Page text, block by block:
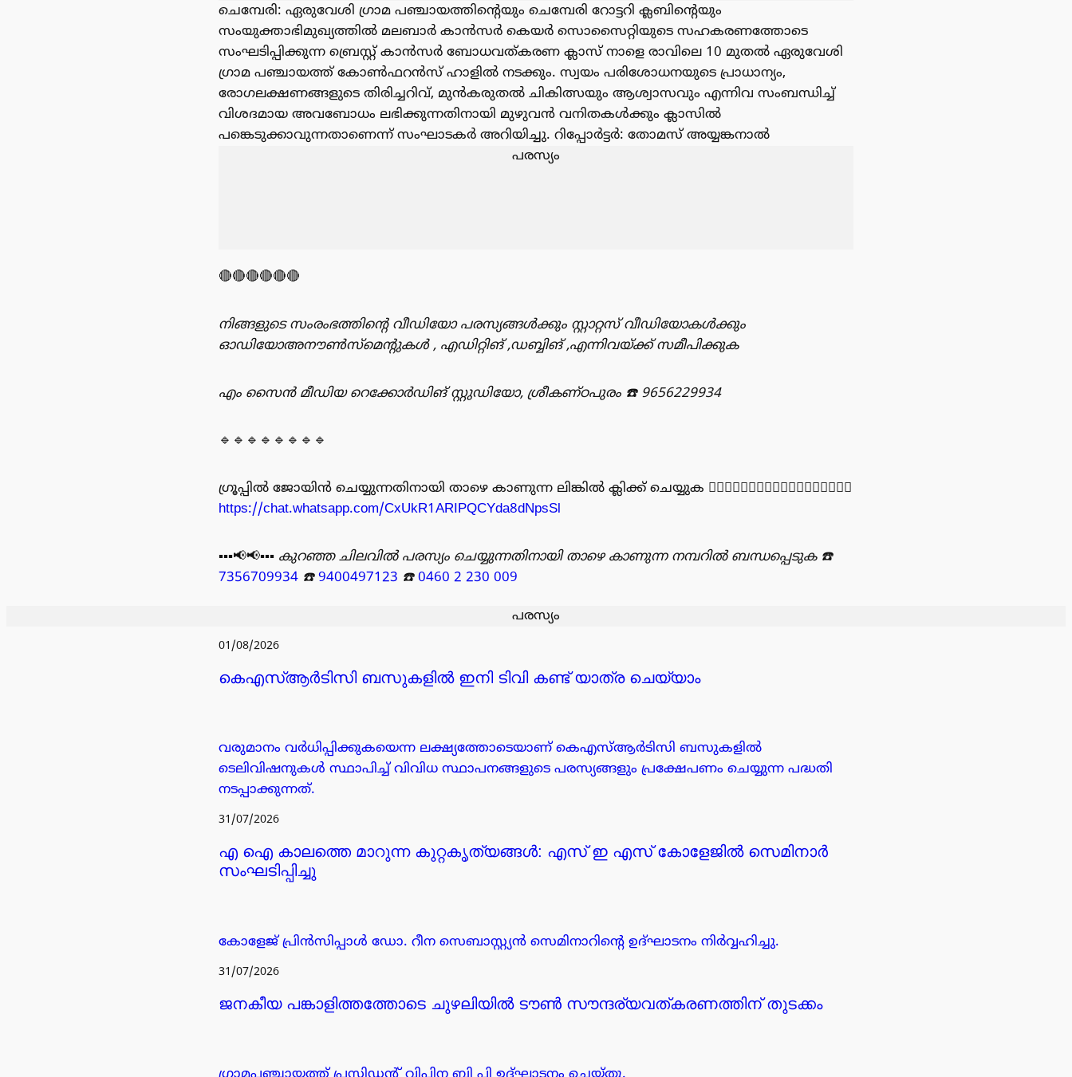
ചെമ്പേരി: ഏരുവേശി ഗ്രാമ പഞ്ചായത്തിൻ്റെയും ചെമ്പേരി റോട്ടറി ക്ലബിൻ്റെയും
സംയുക്താഭിമുഖ്യത്തിൽ മലബാർ കാൻസർ കെയർ സൊസൈറ്റിയുടെ സഹകരണത്തോടെ
സംഘടിപ്പിക്കുന്ന ബ്രെസ്റ്റ് കാൻസർ ബോധവത്കരണ ക്ലാസ് നാളെ രാവിലെ 10 മുതൽ ഏരുവേശി
ഗ്രാമ പഞ്ചായത്ത് കോൺഫറൻസ് ഹാളിൽ നടക്കും. സ്വയം പരിശോധനയുടെ പ്രാധാന്യം,
രോഗലക്ഷണങ്ങളുടെ തിരിച്ചറിവ്, മുൻകരുതൽ ചികിത്സയും ആശ്വാസവും എന്നിവ സംബന്ധിച്ച്
വിശദമായ അവബോധം ലഭിക്കുന്നതിനായി മുഴുവൻ വനിതകൾക്കും ക്ലാസിൽ
പങ്കെടുക്കാവുന്നതാണെന്ന് സംഘാടകർ അറിയിച്ചു. റിപ്പോർട്ടർ: തോമസ് അയ്യങ്കനാൽ
പരസ്യം
🔴🔴🔴🔴🔴🔴
നിങ്ങളുടെ സംരംഭത്തിൻ്റെ വീഡിയോ പരസ്യങ്ങൾക്കും സ്റ്റാറ്റസ് വീഡിയോകൾക്കും
ഓഡിയോഅനൗൺസ്‌മെന്റുകൾ , എഡിറ്റിങ് ,ഡബ്ബിങ് ,എന്നിവയ്ക്ക് സമീപിക്കുക
എം സൈൻ മീഡിയ റെക്കോർഡിങ് സ്റ്റുഡിയോ, ശ്രീകണ്ഠപുരം ☎️ 9656229934
🔹🔹🔹🔹🔹🔹🔹🔹
ഗ്രൂപ്പിൽ ജോയിൻ ചെയ്യുന്നതിനായി താഴെ കാണുന്ന ലിങ്കിൽ ക്ലിക്ക് ചെയ്യുക 👇🏻👇🏻👇🏻👇🏻👇🏻👇🏻👇🏻👇🏻👇🏻
https://chat.whatsapp.com/CxUkR1ARIPQCYda8dNpsSl
▪️▪️▪️📢📢▪️▪️▪️ കുറഞ്ഞ ചിലവിൽ പരസ്യം ചെയ്യുന്നതിനായി താഴെ കാണുന്ന നമ്പറിൽ ബന്ധപ്പെടുക ☎️
7356709934 ☎️9400497123 ☎️0460 2 230 009
പരസ്യം
01/08/2026
കെഎസ്ആർടിസി ബസുകളിൽ ഇനി ടിവി കണ്ട് യാത്ര ചെയ്യാം
വരുമാനം വർധിപ്പിക്കുകയെന്ന ലക്ഷ്യത്തോടെയാണ് കെഎസ്ആർടിസി ബസുകളിൽ
ടെലിവിഷനുകൾ സ്ഥാപിച്ച് വിവിധ സ്ഥാപനങ്ങളുടെ പരസ്യങ്ങളും പ്രക്ഷേപണം ചെയ്യുന്ന പദ്ധതി
നടപ്പാക്കുന്നത്.
31/07/2026
എ ഐ കാലത്തെ മാറുന്ന കുറ്റകൃത്യങ്ങൾ: എസ് ഇ എസ് കോളേജിൽ സെമിനാർ
സംഘടിപ്പിച്ചു
കോളേജ് പ്രിൻസിപ്പാൾ ഡോ. റീന സെബാസ്റ്റ്യൻ സെമിനാറിന്റെ ഉദ്ഘാടനം നിർവ്വഹിച്ചു.
31/07/2026
ജനകീയ പങ്കാളിത്തത്തോടെ ചുഴലിയിൽ ടൗൺ സൗന്ദര്യവത്കരണത്തിന് തുടക്കം